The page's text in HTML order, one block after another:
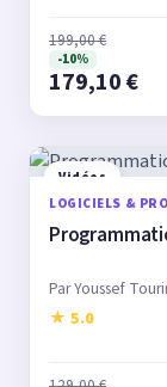
199,00 €
-10%
179,10 €
Vidéos
LOGICIELS &
Par Youssef
★ 5.0